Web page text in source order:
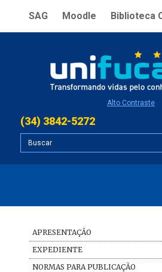
SAG Moodle Biblioteca
Alto Contraste
(34) 3842-5272
APRESENTAÇÃO
EXPEDIENTE
NORMAS PARA PUBLICAÇÃO